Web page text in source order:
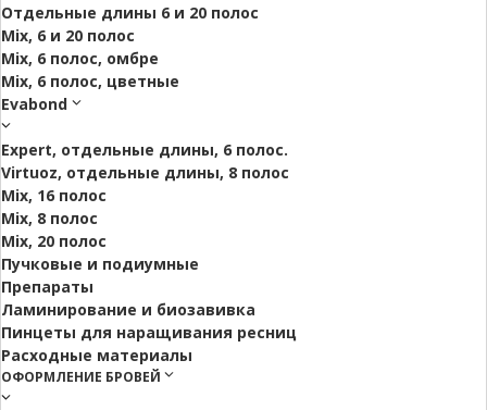
Отдельные длины 6 и 20 полос
Mix, 6 и 20 полос
Mix, 6 полос, омбре
Mix, 6 полос, цветные
Evabond
Expert, отдельные длины, 6 полос.
Virtuoz, отдельные длины, 8 полос
Mix, 16 полос
Mix, 8 полос
Mix, 20 полос
Пучковые и подиумные
Препараты
Ламинирование и биозавивка
Пинцеты для наращивания ресниц
Расходные материалы
ОФОРМЛЕНИЕ БРОВЕЙ